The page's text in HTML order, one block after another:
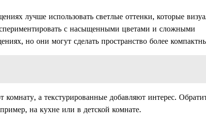
лучше использовать светлые оттенки, которые
с насыщенными цветами и сложными
но они могут сделать пространство более
а текстурированные добавляют интерес.
на кухне или в детской комнате.